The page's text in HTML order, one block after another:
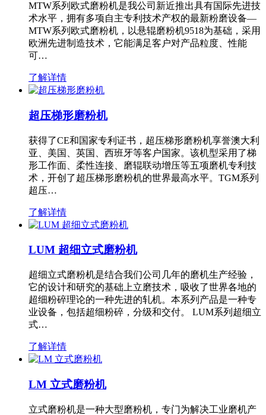
MTW系列欧式磨粉机是我公司新近推出具有国际先进技
术水平，拥有多项自主专利技术产权的最新粉磨设备—
MTW系列欧式磨粉机，以悬辊磨粉机9518为基础，采用
欧洲先进制造技术，它能满足客户对产品粒度、性能
可…
了解详情
超压梯形磨粉机
获得了CE和国家专利证书，超压梯形磨粉机享誉澳大利
亚、美国、英国、西班牙等客户国家。该机型采用了梯
形工作面、柔性连接、磨辊联动增压等五项磨机专利技
术，开创了超压梯形磨粉机的世界最高水平。TGM系列
超压…
了解详情
LUM 超细立式磨粉机
超细立式磨粉机是结合我们公司几年的磨机生产经验，
它的设计和研究的基础上立磨技术，吸收了世界各地的
超细粉碎理论的一种先进的轧机。本系列产品是一种专
业设备，包括超细粉碎，分级和交付。 LUM系列超细立
式…
了解详情
LM 立式磨粉机
立式磨粉机是一种大型磨粉机，专门为解决工业磨机产